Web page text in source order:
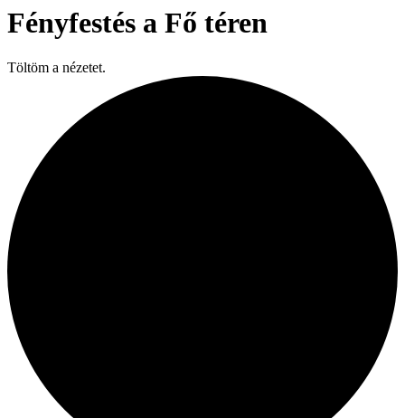
Fényfestés a Fő téren
Töltöm a nézetet.